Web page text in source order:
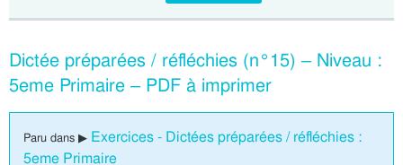
Dictée préparées / réfléchies (n°15) – Niveau :
5eme Primaire – PDF à imprimer
Paru dans ▶ Exercices - Dictées préparées / réfléchies :
5eme Primaire